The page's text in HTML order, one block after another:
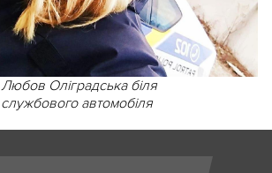
Любов Оліградська біля
службового автомобіля